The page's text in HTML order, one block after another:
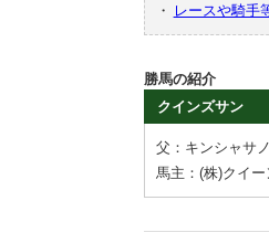
・
レースや騎手
勝馬の紹介
クインズサン
父：キンシャサ
馬主：(株)クイ